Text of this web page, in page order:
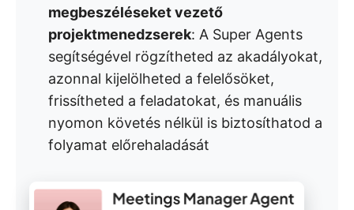
megbeszéléseket vezető
projektmenedzserek: A Super Agents
segítségével rögzítheted az akadályokat,
azonnal kijelölheted a felelősöket,
frissítheted a feladatokat, és manuális
nyomon követés nélkül is biztosíthatod a
folyamat előrehaladását